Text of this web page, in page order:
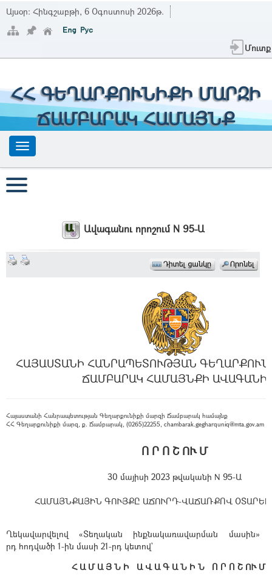
Այսօր: Հինգշաբթի, 6 Օգոստոսի 2026թ.
Մուտք
ՀՀ ԳԵՂԱՐՔՈՒՆԻՔԻ ՄԱՐԶԻ
ՃԱՄԲԱՐԱԿ ՀԱՄԱՅՆՔ
Ավագանու որոշում N 95-Ա
ՀԱՅԱՍՏԱՆԻ ՀԱՆՐԱՊԵՏՈՒԹՅԱՆ
ՃԱՄԲԱՐԱԿ ՀԱՄԱՅՆՔԻ ԱՎԱԳԱՆԻ
Հայաստանի Հանրապետության Գեղարքունիքի մարզի Ճամբարակ համայնք
ՀՀ Գեղարքունիքի մարզ, ք. Ճամբարակ, (0265)22255, chambarak.gegharquniq@mta.gov.am
Ո Ր Ո Շ ՈՒ Մ
30 մայիսի 2023 թվականի N 95-Ա
ՀԱՄԱՅՆՔԱՅԻՆ ԳՈՒՅՔԸ ԱՃՈՒՐԴ-ՎԱՃԱՌՔՈՎ
Ղեկավարվելով«Տեղական ինքնակառավարման մասին»
րդ հոդվածի 1-ին մասի 21-րդ կետով`
Հ Ա Մ Ա Յ Ն Ի
Ա Վ Ա Գ Ա Ն Ի Ն Ո Ր Ո Շ ՈՒ Մ